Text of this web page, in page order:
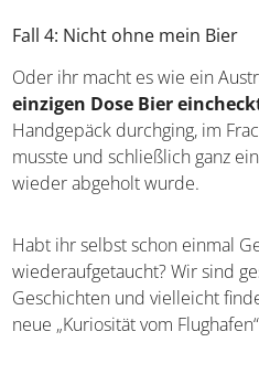
Fall 4: Nicht ohne mein Bier
Oder ihr macht es wie ein
einzigen Dose Bier
Handgepäck durchging, im
musste und schließlich ganz
wieder abgeholt wurde.
Habt ihr selbst schon einmal
wiederaufgetaucht? Wir sind
Geschichten und vielleicht
neue „Kuriosität vom